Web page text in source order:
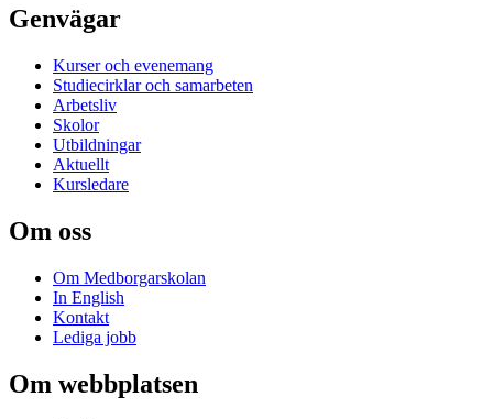
Genvägar
Kurser och evenemang
Studiecirklar och samarbeten
Arbetsliv
Skolor
Utbildningar
Aktuellt
Kursledare
Om oss
Om Medborgarskolan
In English
Kontakt
Lediga jobb
Om webbplatsen